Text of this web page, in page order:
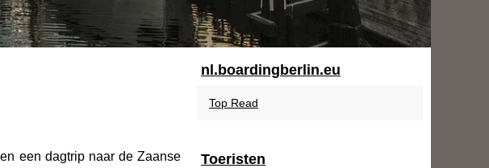
een dagtrip naar de Zaanse
nl.boardingberlin.eu
Top Read
Toeristen